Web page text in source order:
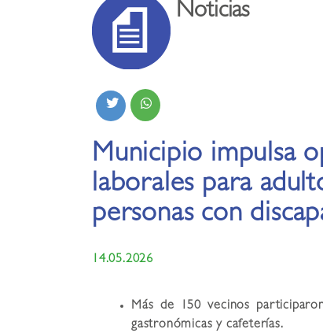
Noticias
Municipio impulsa
laborales para
personas con
14.05.2026
Más de 150 vecinos
gastronómicas y cafeterías.